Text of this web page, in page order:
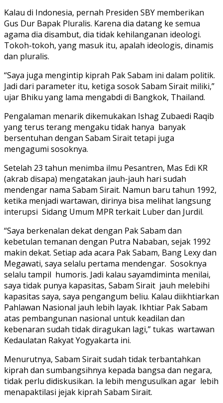
Kalau di Indonesia, pernah Presiden SBY memberikan
Gus Dur Bapak Pluralis. Karena dia datang ke semua
agama dia disambut, dia tidak kehilanganan ideologi.
Tokoh-tokoh, yang masuk itu, apalah ideologis, dinamis
dan pluralis.
“Saya juga mengintip kiprah Pak Sabam ini dalam politik.
Jadi dari parameter itu, ketiga sosok Sabam Sirait miliki,”
ujar Bhiku yang lama mengabdi di Bangkok, Thailand.
Pengalaman menarik dikemukakan Ishag Zubaedi Raqib
yang terus terang mengaku tidak hanya banyak
bersentuhan dengan Sabam Sirait tetapi juga
mengagumi sosoknya.
Setelah 23 tahun menimba ilmu Pesantren, Mas Edi KR
(akrab disapa) mengatakan jauh-jauh hari sudah
mendengar nama Sabam Sirait. Namun baru tahun 1992,
ketika menjadi wartawan, dirinya bisa melihat langsung
interupsi Sidang Umum MPR terkait Luber dan Jurdil.
“Saya berkenalan dekat dengan Pak Sabam dan
kebetulan temanan dengan Putra Nababan, sejak 1992
makin dekat. Setiap ada acara Pak Sabam, Bang Lexy dan
Megawati, saya selalu pertama mendengar. Sosoknya
selalu tampil humoris. Jadi kalau sayamdiminta menilai,
saya tidak punya kapasitas, Sabam Sirait jauh melebihi
kapasitas saya, saya pengangum beliu. Kalau diikhtiarkan
Pahlawan Nasional jauh lebih layak. Ikhtiar Pak Sabam
atas pembangunan nasional untuk keadilan dan
kebenaran sudah tidak diragukan lagi,” tukas wartawan
Kedaulatan Rakyat Yogyakarta ini.
Menurutnya, Sabam Sirait sudah tidak terbantahkan
kiprah dan sumbangsihnya kepada bangsa dan negara,
tidak perlu didiskusikan. Ia lebih mengusulkan agar lebih
menapaktilasi jejak kiprah Sabam Sirait.